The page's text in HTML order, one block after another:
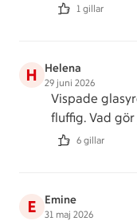
1 gillar
H Helena
29 juni 2026
Vispade
fluffig. Vad
6 gillar
E Emine
31 maj 2026